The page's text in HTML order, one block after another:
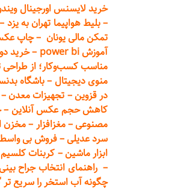
خرید لایسنس اورجینال ویندوز 11، آفیس
–بلیط هواپیما تهرانبه یزد –
تمکن مالی یونان –چاپ
آموزش power bi
–خرید
مناسب کسب‌وکار؛ از طراحی
منوی دیجیتال –باشگاه
در قزوین– تجهیزات معدن–
کاهش حجم عکس آنلاین –
مصنوعی–مغزافزار –مخزن
سرد عدیلی–فروش بی
ابزار ماشین– کربنات کلسیم
–راهنمای انتخاب جراح
چگونه آب استخر را سریع تر